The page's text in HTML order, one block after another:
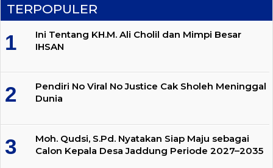
TERPOPULER
Ini Tentang KH.M. Ali Cholil dan Mimpi Besar
IHSAN
Pendiri No Viral No Justice Cak Sholeh Meninggal
Dunia
Moh. Qudsi, S.Pd. Nyatakan Siap Maju sebagai
Calon Kepala Desa Jaddung Periode 2027–2035